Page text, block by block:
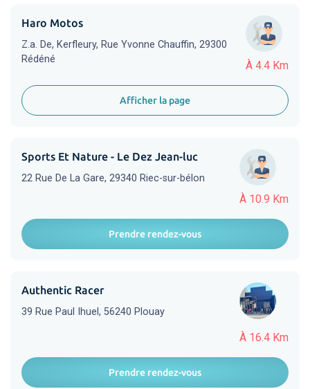
À 4.4 Km
Haro Motos
Z.a. De, Kerfleury, Rue Yvonne Chauffin, 29300
Rédéné
Afficher la page
À 10.9 Km
Sports Et Nature - Le Dez Jean-luc
22 Rue De La Gare, 29340 Riec-sur-bélon
Prendre rendez-vous
À 16.4 Km
Authentic Racer
39 Rue Paul Ihuel, 56240 Plouay
Prendre rendez-vous